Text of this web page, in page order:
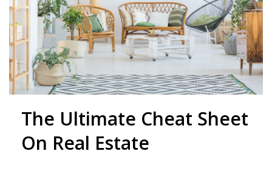
The Ultimate Cheat Sheet
On Real Estate